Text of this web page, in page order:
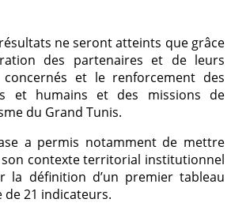
ne seront atteints que grâce
des partenaires et de leurs
concernés et le renforcement des
et humains et des missions de
du Grand Tunis.
a permis notamment de mettre
son contexte territorial institutionnel
la définition d’un premier tableau
de 21 indicateurs.